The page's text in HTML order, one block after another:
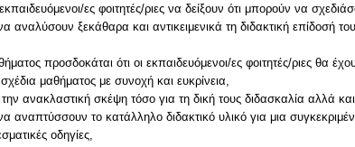
εκπαιδευόμενοι/ες φοιτητές/ριες να δείξουν ότι μπορούν να
αναλύσουν ξεκάθαρα και αντικειμενικά τη διδακτική επίδοσή
προσδοκάται ότι οι εκπαιδευόμενοι/ες φοιτητές/ριες θα
μαθήματος με συνοχή και ευκρίνεια,
ανακλαστική σκέψη τόσο για τη δική τους διδασκαλία αλλά
αναπτύσσουν το κατάλληλο διδακτικό υλικό για μια
οδηγίες,